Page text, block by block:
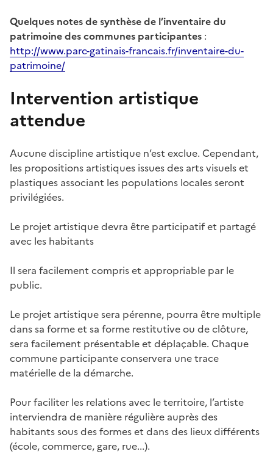
Quelques notes de synthèse de l’inventaire du
patrimoine des communes participantes :
http://www.parc-gatinais-francais.fr/inventaire-du-
patrimoine/
Intervention artistique
attendue
Aucune discipline artistique n’est exclue. Cependant,
les propositions artistiques issues des arts visuels et
plastiques associant les populations locales seront
privilégiées.
Le projet artistique devra être participatif et partagé
avec les habitants
Il sera facilement compris et appropriable par le
public.
Le projet artistique sera pérenne, pourra être multiple
dans sa forme et sa forme restitutive ou de clôture,
sera facilement présentable et déplaçable. Chaque
commune participante conservera une trace
matérielle de la démarche.
Pour faciliter les relations avec le territoire, l’artiste
interviendra de manière régulière auprès des
habitants sous des formes et dans des lieux différents
(école, commerce, gare, rue...).